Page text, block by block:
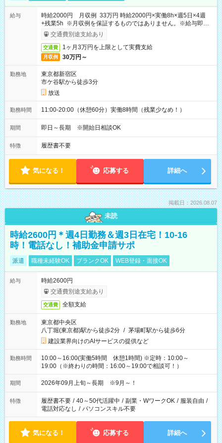
給与
時給2000円 月収例 33万円 時給2000円×実働8h×週5日×4週
+残業5h ※月収例を保証するものではありません。※給与即受
取りサービス利用可（利用条件有）
交通費別途支給あり
交通費 1ヶ月3万円を上限として実費支給
月収例 30万円～
勤務地
東京都新宿区
市ケ谷駅から徒歩3分
放送
勤務時間 11:00-20:00（休憩60分）実働8時間（残業少なめ！）
期間 即日～長期 ※開始日相談OK
特徴 履歴書不要
気になる！ 応募する 詳細へ
掲載日：2026.08.07
未読
時給2600円＊週4日勤務＆週3日在宅！10-16
時！電話なし！補助金申請サポ
派遣 職種未経験OK ブランクOK WEB登録・面接OK
給与
時給2600円
交通費別途支給あり
交通費 全額支給
勤務地
東京都中央区
八丁堀(東京都)駅から徒歩2分 / 茅場町駅から徒歩6分
建設業界向けのAIサービスの提供など
勤務時間
10:00～16:00(実働5時間 休憩1時間) ※定時：10:00～
19:00（※終わりの時間：16:00～19:00で相談可！）
期間 2026年09月上旬～長期 ※9月～！
特徴 履歴書不要 / 40～50代活躍中 / 副業・WワークOK / 服装自由 /
電話対応なし / パソコンスキル不要
気になる！ 応募する 詳細へ